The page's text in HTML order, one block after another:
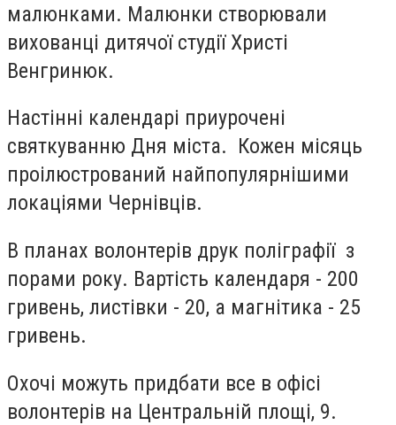
малюнками. Малюнки створювали
вихованці дитячої студії Христі
Венгринюк.
Настінні календарі приурочені
святкуванню Дня міста. Кожен місяць
проілюстрований найпопулярнішими
локаціями Чернівців.
В планах волонтерів друк поліграфії з
порами року. Вартість календаря - 200
гривень, листівки - 20, а магнітика - 25
гривень.
Охочі можуть придбати все в офісі
волонтерів на Центральній площі, 9.